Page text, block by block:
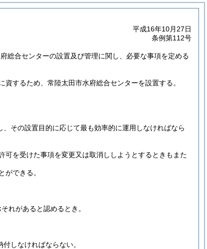
平成16年10月27日
条例第112号
総合センターの設置及び管理に関し、必要な事項を定める
するため、常陸太田市水府総合センターを設置する。
、その設置目的に応じて最も効率的に運用しなければなら
可を受けた事項を変更又は取消ししようとするときもまた
ができる。
れがあると認めるとき。
しなければならない。